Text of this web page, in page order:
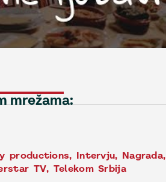
mrežama:
productions, Intervju, Nagrada,
TV, Telekom Srbija